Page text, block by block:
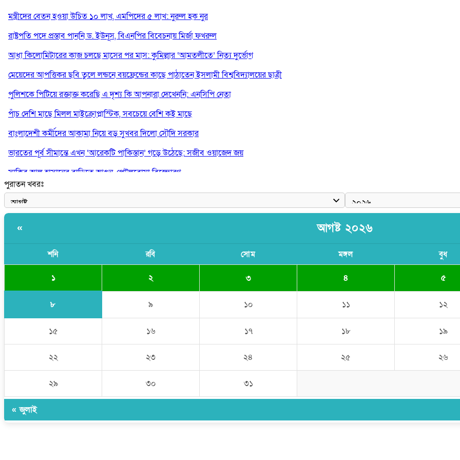
মন্ত্রীদের বেতন হওয়া উচিত ১০ লাখ, এমপিদের ৫ লাখ: নুরুল হক নুর
রাষ্ট্রপতি পদে প্রস্তাব পাননি ড. ইউনূস, বিএনপির বিবেচনায় মির্জা ফখরুল
আধা কিলোমিটারের কাজ চলছে মাসের পর মাস: কুমিল্লার ‘আমতলীতে’ নিত্য দুর্ভোগ
মেয়েদের আপত্তিকর ছবি তুলে লন্ডনে বয়ফ্রেন্ডের কাছে পাঠাতেন ইসলামী বিশ্ববিদ্যালয়ের ছাত্রী
পুলিশকে পিটিয়ে রক্তাক্ত করেছি এ দৃশ্য কি আপনারা দেখেননি: এনসিপি নেতা
পাঁচ দেশি মাছে মিলল মাইক্রোপ্লাস্টিক, সবচেয়ে বেশি কই মাছে
বাংলাদেশী কর্মীদের আকামা নিয়ে বড় সুখবর দিলো সৌদি সরকার
ভারতের পূর্ব সীমান্তে এখন ‘আরেকটি পাকিস্তান’ গড়ে উঠেছে: সজীব ওয়াজেদ জয়
সাকিব আল হাসানের বাড়িতে আগুন, পেট্রলবোমা বিস্ফোরণ
যে ডকুমেন্টারিতে আবু সাঈদের ছবি নেই, সেটা কোনো ডকুমেন্টারি নয়: ভারপ্রাপ্ত রাষ্ট্রপতি
পুরাতন খবরঃ
« আগষ্ট ২০২৬
শনি রবি সোম মঙ্গল বুধ
১ ২ ৩ ৪ ৫
৮ ৯ ১০ ১১ ১২
১৫ ১৬ ১৭ ১৮ ১৯
২২ ২৩ ২৪ ২৫ ২৬
২৯ ৩০ ৩১
« জুলাই